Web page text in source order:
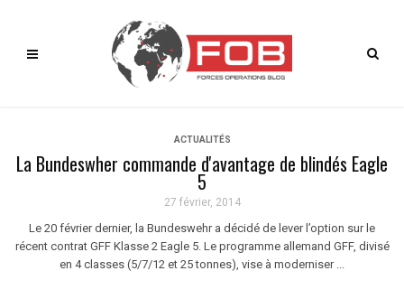
ACTUALITÉS
La Bundeswher commande d'avantage de blindés Eagle
5
27 février, 2014
Le 20 février dernier, la Bundeswehr a décidé de lever l’option sur le
récent contrat GFF Klasse 2 Eagle 5. Le programme allemand GFF, divisé
en 4 classes (5/7/12 et 25 tonnes), vise à moderniser ...